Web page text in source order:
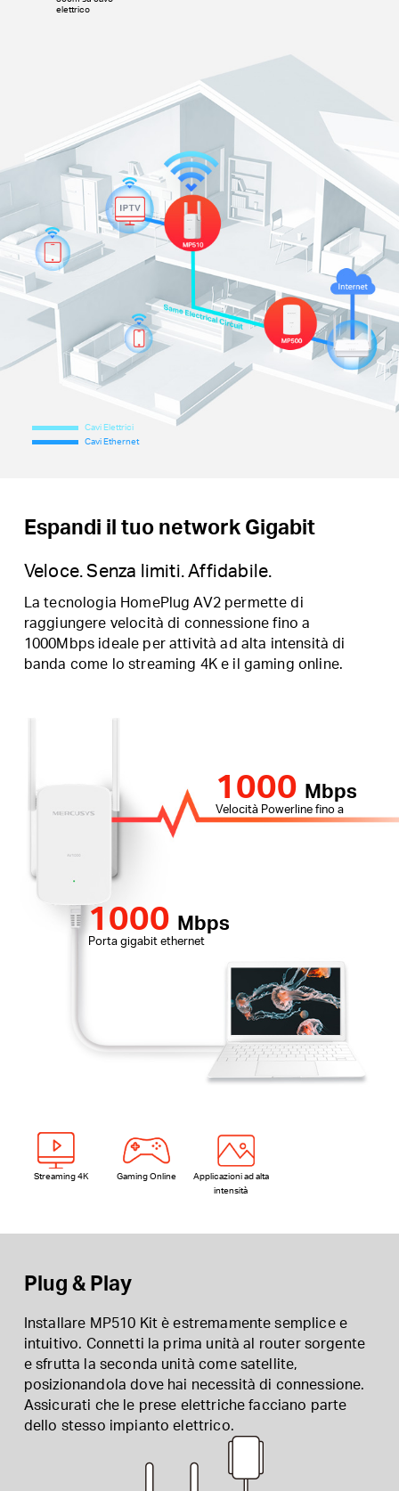
Cavi Elettrici
Cavi Ethernet
elettrico
1000 Mbps
Velocità Powerline fino a
1000 Mbps
Porta gigabit ethernet
Espandi il tuo network Gigabit
Veloce. Senza limiti. Affidabile.
La tecnologia HomePlug AV2 permette di
raggiungere velocità di connessione fino a
1000Mbps ideale per attività ad alta intensità di
banda come lo streaming 4K e il gaming online.
Streaming 4K Gaming Online
Applicazioni ad alta
intensità
Plug & Play
Installare MP510 Kit è estremamente semplice e
intuitivo. Connetti la prima unità al router sorgente
e sfrutta la seconda unità come satellite,
posizionandola dove hai necessità di connessione.
Assicurati che le prese elettriche facciano parte
dello stesso impianto elettrico.